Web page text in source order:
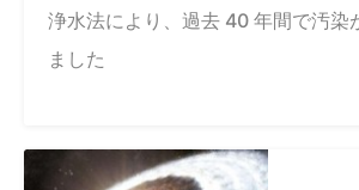
浄水法により、過去 40 年間で汚染
ました